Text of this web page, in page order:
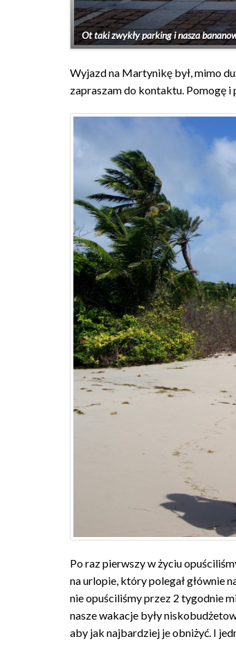
Ot taki zwykły parking i nasza
Wyjazd na Martynikę był, mimo
zapraszam do kontaktu. Pomogę
Po raz pierwszy w życiu
na urlopie, który polegał głównie
nie opuściliśmy przez 2 tygodnie
nasze wakacje były
aby jak najbardziej je obniżyć. I